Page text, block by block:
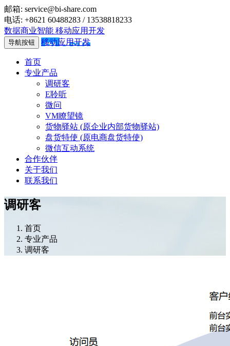
邮箱: service@bi-share.com
电话: +8621 60488283 / 13538818233
数据商业智能 移动应用开发
导航按钮 移动应用开发
首页
专业产品
调研客
E聆听
微问
VM瞭望镜
货物驿站 (原企业内部货物驿站)
盘货特使 (原电商盘货特使)
微信互动系统
合作伙伴
关于我们
联系我们
调研客
首页
专业产品
调研客